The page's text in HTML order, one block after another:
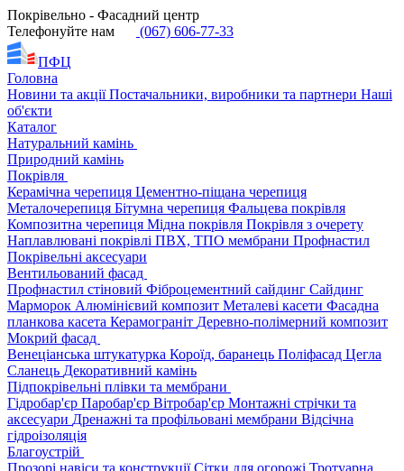
Покрівельно - Фасадний центр
Телефонуйте нам
(067) 606-77-33
ПФЦ
Головна
Новини та акціїПостачальники, виробники та партнери Наші
об'єкти
Каталог
Натуральний камінь
Природний камінь
Покрівля
Керамічна черепиця Цементно-піщана черепиця
Металочерепиця Бітумна черепиця Фальцева покрівля
Композитна черепиця Мідна покрівля Покрівля з очерету
Наплавлювані покрівлі ПВХ, ТПО мембрани Профнастил
Покрівельні аксесуари
Вентильований фасад
Профнастил стіновий Фіброцементний сайдинг Сайдинг
Марморок Алюмінієвий композит Металеві касети Фасадна
планкова касета Керамограніт Деревно-полімерний композит
Мокрий фасад
Венеціанська штукатурка Короїд, баранець Поліфасад Цегла
Сланець Декоративний камінь
Підпокрівельні плівки та мембрани
Гідробар'єр Паробар'єр Вітробар'єр Монтажні стрічки та
аксесуари Дренажні та профільовані мембрани Відсічна
гідроізоляція
Благоустрій
Прозорі навіси та конструкціїСітки для огорожі Тротуарна